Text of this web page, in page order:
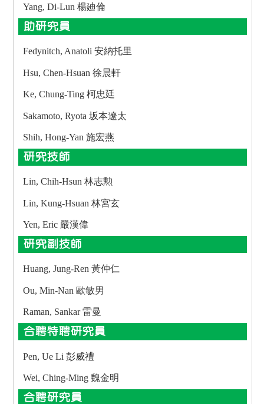
Yang, Di-Lun 楊廸倫
助研究員
Fedynitch, Anatoli 安納托里
Hsu, Chen-Hsuan 徐晨軒
Ke, Chung-Ting 柯忠廷
Sakamoto, Ryota 坂本遼太
Shih, Hong-Yan 施宏燕
研究技師
Lin, Chih-Hsun 林志勲
Lin, Kung-Hsuan 林宮玄
Yen, Eric 嚴漢偉
研究副技師
Huang, Jung-Ren 黃仲仁
Ou, Min-Nan 歐敏男
Raman, Sankar 雷曼
合聘特聘研究員
Pen, Ue Li 彭威禮
Wei, Ching-Ming 魏金明
合聘研究員